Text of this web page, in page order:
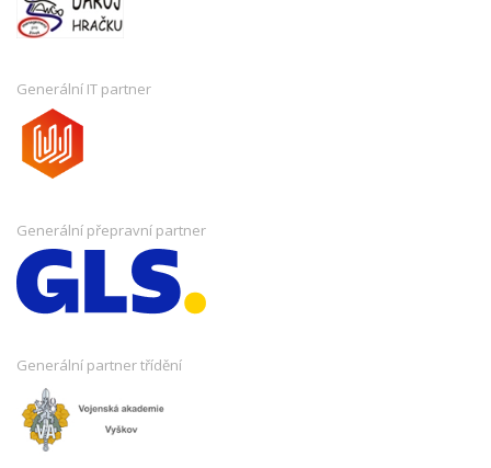
Generální IT partner
Generální přepravní partner
Generální partner třídění